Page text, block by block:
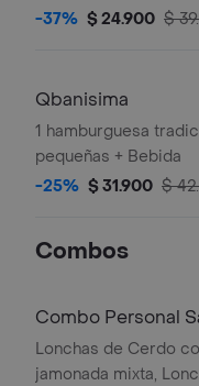
-37% $ 24.900 $
Qbanisima
1 hamburguesa
pequeñas + Bebida
-25% $ 31.900 $
Combos
Combo Personal
Especial
Lonchas de Cerdo
jamonada mixta,